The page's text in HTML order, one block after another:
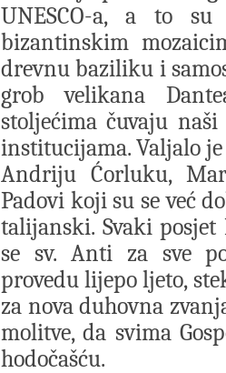
UNESCO-a, a to
bizantinskim
drevnu baziliku i
grob velikana
stoljećima čuvaju
institucijama. Valjalo
Andriju Ćorluku,
Padovi koji su se već
talijanski. Svaki
se sv. Anti za sve
provedu lijepo ljeto,
za nova duhovna
molitve, da svima
hodočašću.